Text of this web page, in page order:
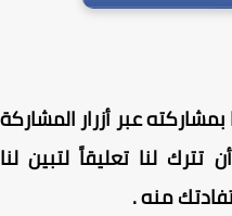
عبر أزرار المشاركة
لنا تعليقاً لتبين لنا
منه .